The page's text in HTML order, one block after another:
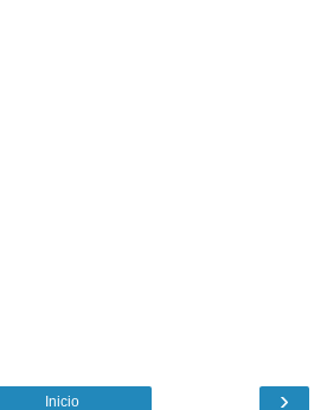
›
Inicio